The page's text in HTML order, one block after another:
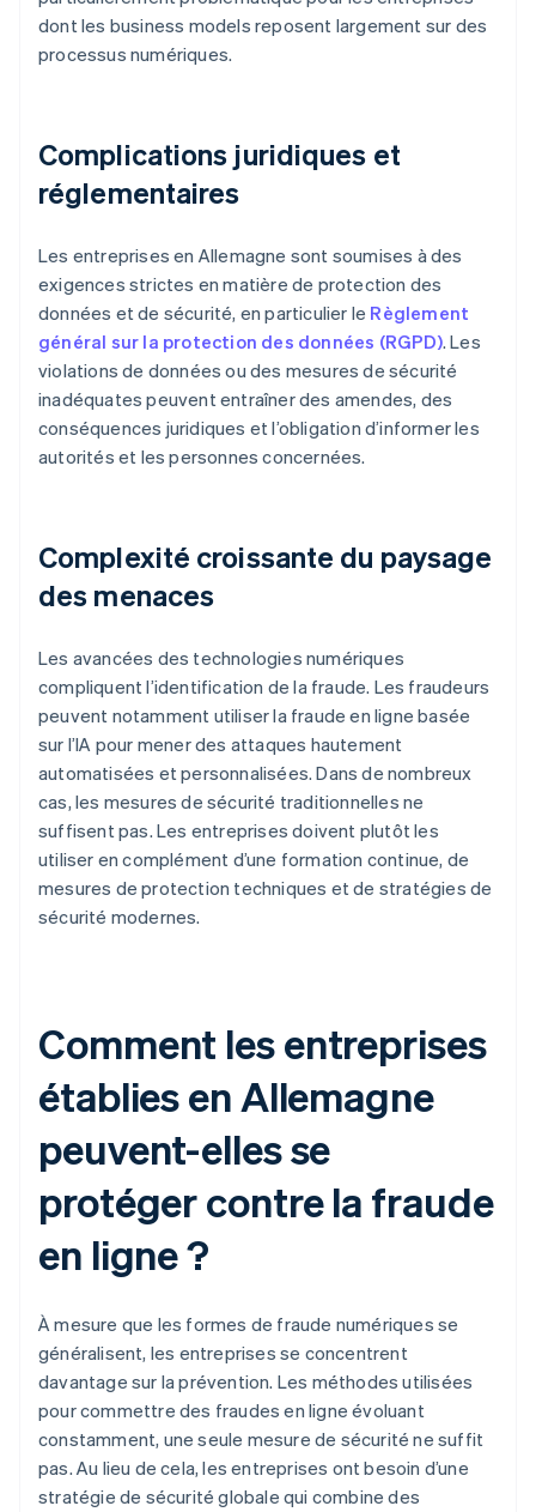
dont les business models reposent largement sur des
processus numériques.
Complications juridiques et
réglementaires
Les entreprises en Allemagne sont soumises à des
exigences strictes en matière de protection des
données et de sécurité, en particulier le Règlement
général sur la protection des données (RGPD). Les
violations de données ou des mesures de sécurité
inadéquates peuvent entraîner des amendes, des
conséquences juridiques et l’obligation d’informer les
autorités et les personnes concernées.
Complexité croissante du paysage
des menaces
Les avancées des technologies numériques
compliquent l’identification de la fraude. Les fraudeurs
peuvent notamment utiliser la fraude en ligne basée
sur l’IA pour mener des attaques hautement
automatisées et personnalisées. Dans de nombreux
cas, les mesures de sécurité traditionnelles ne
suffisent pas. Les entreprises doivent plutôt les
utiliser en complément d’une formation continue, de
mesures de protection techniques et de stratégies de
sécurité modernes.
Comment les entreprises
établies en Allemagne
peuvent-elles se
protéger contre la fraude
en ligne ?
À mesure que les formes de fraude numériques se
généralisent, les entreprises se concentrent
davantage sur la prévention. Les méthodes utilisées
pour commettre des fraudes en ligne évoluant
constamment, une seule mesure de sécurité ne suffit
pas. Au lieu de cela, les entreprises ont besoin d’une
stratégie de sécurité globale qui combine des